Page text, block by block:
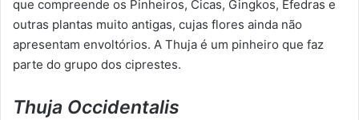
que compreende os Pinheiros, Cicas, Gingkos, Efedras e
outras plantas muito antigas, cujas flores ainda não
apresentam envoltórios. A Thuja é um pinheiro que faz
parte do grupo dos ciprestes.
Thuja Occidentalis